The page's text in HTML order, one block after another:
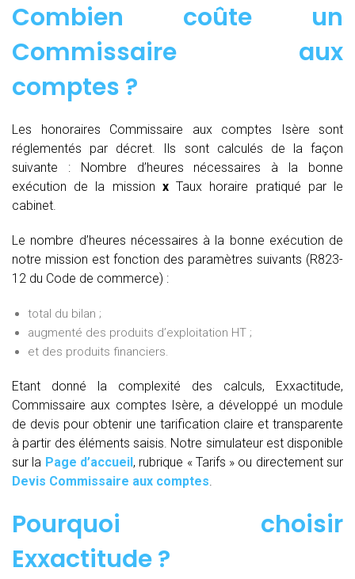
Combien coûte un
Commissaire aux
comptes ?
Les honoraires Commissaire aux comptes Isère sont
réglementés par décret. Ils sont calculés de la façon
suivante :
Nombre d’heures nécessaires à la bonne
exécution de la mission xTaux horaire pratiqué par le
cabinet.
Le nombre d’heures nécessaires à la bonne exécution de
notre mission est fonction des paramètres suivants (R823-
12 du Code de commerce) :
total du bilan ;
augmenté des produits d’exploitation HT ;
et des produits financiers.
Etant donné la complexité des calculs, Exxactitude,
Commissaire aux comptes Isère, a développé un module
de devis pour obtenir une tarification claire et transparente
à partir des éléments saisis. Notre simulateur est disponible
sur la Page d’accueil, rubrique « Tarifs » ou directement sur
Devis Commissaire aux comptes.
Pourquoi choisir
Exxactitude ?